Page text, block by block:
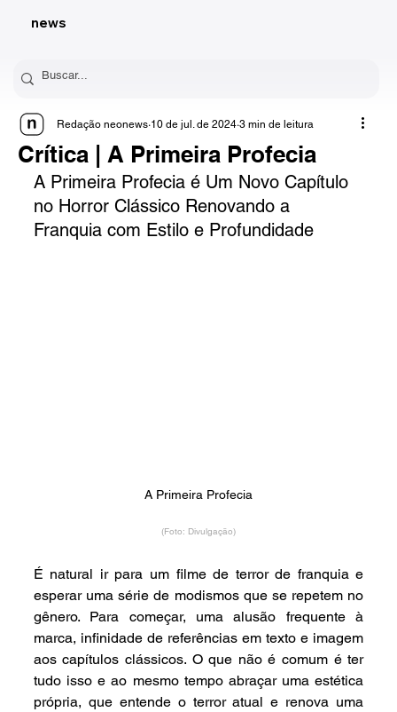
news
Crítica | A Primeira Profecia
Redação neonews 10 de jul. de 2024 3 min de leitura
A Primeira Profecia é Um Novo Capítulo
no Horror Clássico Renovando a
Franquia com Estilo e Profundidade
A Primeira Profecia
(Foto: Divulgação)
É natural ir para um filme de terror de franquia e
esperar uma série de modismos que se repetem no
gênero. Para começar, uma alusão frequente à
marca, infinidade de referências em texto e imagem
aos capítulos clássicos. O que não é comum é ter
tudo isso e ao mesmo tempo abraçar uma estética
própria, que entende o terror atual e renova uma